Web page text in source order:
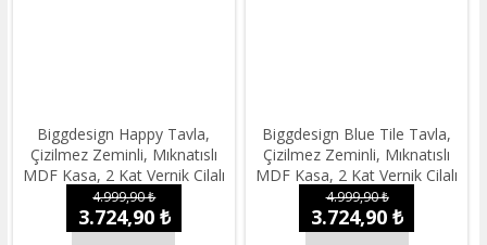
Biggdesign Happy Tavla,
Çizilmez Zeminli, Mıknatıslı
MDF Kasa, 2 Kat Vernik Cilalı
4.999,90 ₺
3.724,90 ₺
Biggdesign Blue Tile Tavla,
Çizilmez Zeminli, Mıknatıslı
MDF Kasa, 2 Kat Vernik Cilalı
4.999,90 ₺
3.724,90 ₺